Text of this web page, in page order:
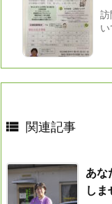
い
 関連記事
あな
しま